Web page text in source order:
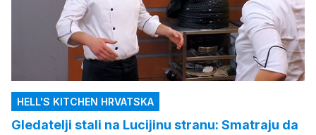
HELL'S KITCHEN HRVATSKA
Gledatelji stali na Lucijinu stranu: Smatraju da